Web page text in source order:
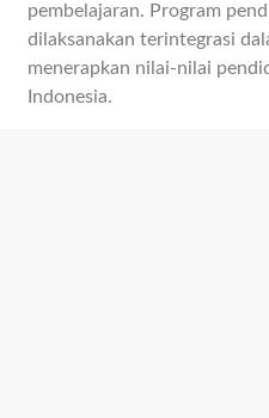
pembelajaran. Program
dilaksanakan terintegrasi
menerapkan nilai-nilai
Indonesia.